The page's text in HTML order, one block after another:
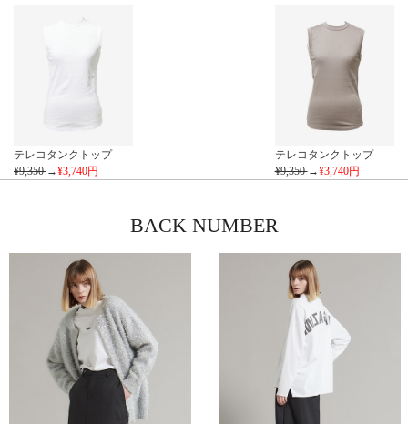
テレコタンクトップ
¥9,350→¥3,740円
テレコタンクトップ
¥9,350→¥3,740円
BACK NUMBER